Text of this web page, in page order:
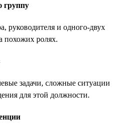
группу
руководителя и одного-двух
похожих ролях.
задачи, сложные ситуации
для этой должности.